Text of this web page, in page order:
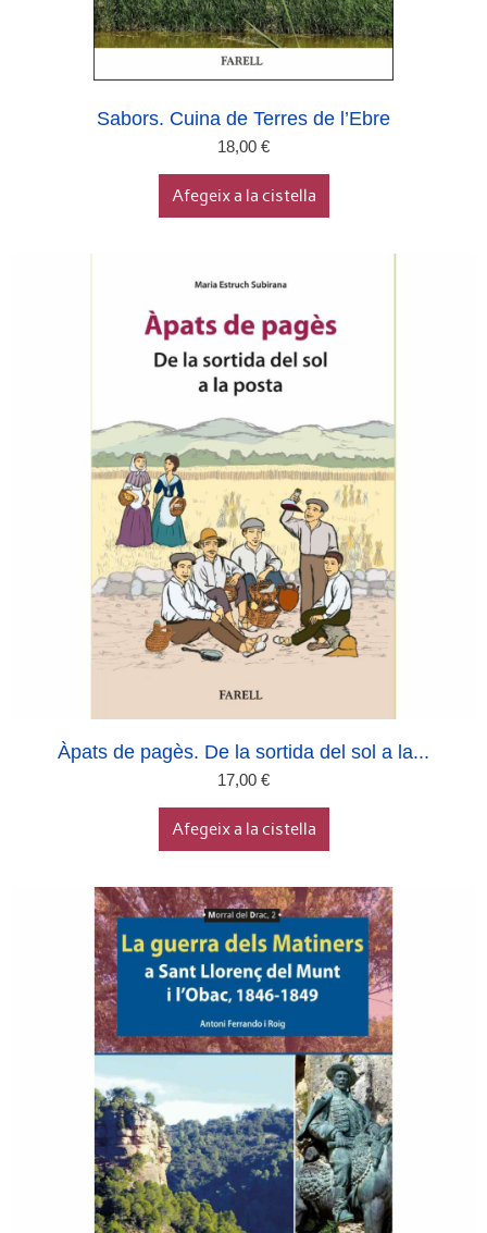
Sabors. Cuina de Terres de l’Ebre
18,00 €
Afegeix a la cistella
Àpats de pagès. De la sortida del sol a la...
17,00 €
Afegeix a la cistella